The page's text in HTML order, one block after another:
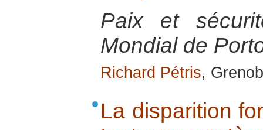
Paix et
Mondial de
Richard Pétris,
La disparition